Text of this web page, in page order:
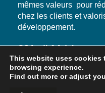
mêmes valeurs pour
chez les clients et
développement.
GSAudit&Advisory est
international HLB
pour GSAudit&Advisory
This website uses
browsing experience.
Find out more or adjust